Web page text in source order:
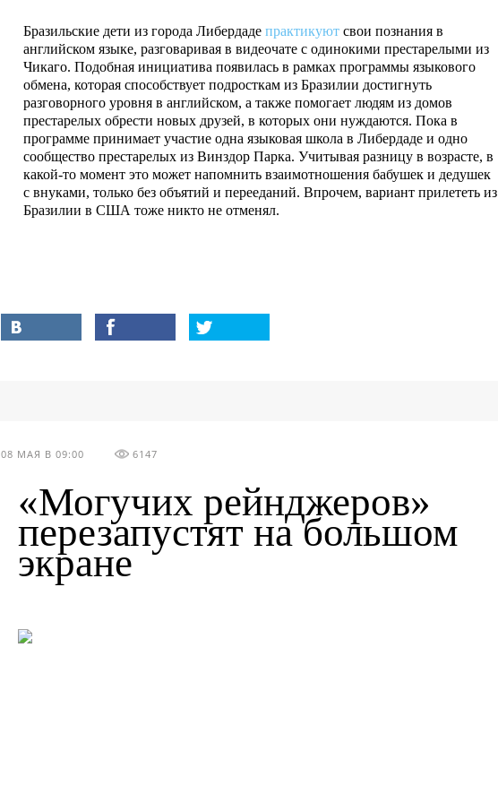
Бразильские дети из города Либердаде практикуют свои познания в
английском языке, разговаривая в видеочате с одинокими престарелыми из
Чикаго. Подобная инициатива появилась в рамках программы языкового
обмена, которая способствует подросткам из Бразилии достигнуть
разговорного уровня в английском, а также помогает людям из домов
престарелых обрести новых друзей, в которых они нуждаются. Пока в
программе принимает участие одна языковая школа в Либердаде и одно
сообщество престарелых из Винздор Парка. Учитывая разницу в возрасте, в
какой-то момент это может напомнить взаимотношения бабушек и дедушек
с внуками, только без объятий и перееданий. Впрочем, вариант прилететь из
Бразилии в США тоже никто не отменял.
08 МАЯ В 09:00 6147
«Могучих рейнджеров»
перезапустят на большом
экране